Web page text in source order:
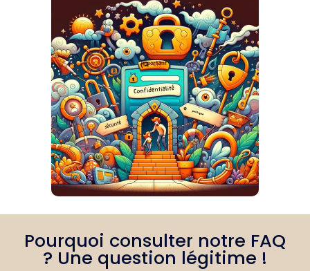
Pourquoi consulter notre FAQ
? Une question légitime !